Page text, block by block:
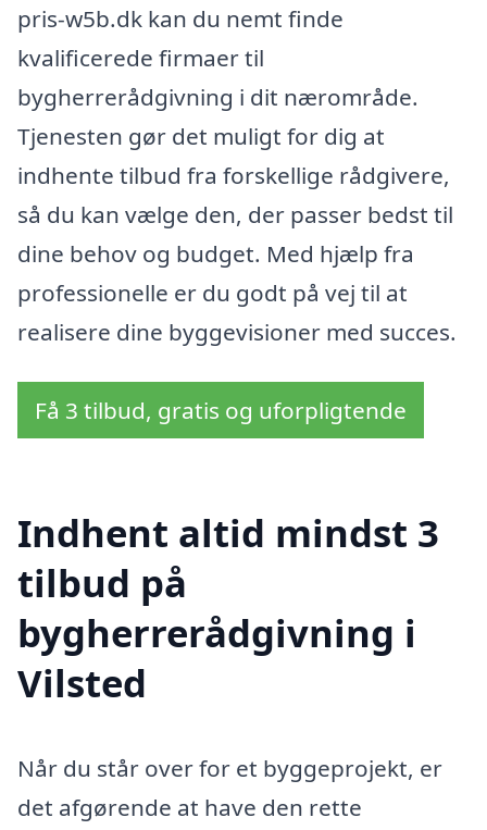
pris-w5b.dk kan du nemt finde
kvalificerede firmaer til
bygherrerådgivning i dit nærområde.
Tjenesten gør det muligt for dig at
indhente tilbud fra forskellige rådgivere,
så du kan vælge den, der passer bedst til
dine behov og budget. Med hjælp fra
professionelle er du godt på vej til at
realisere dine byggevisioner med succes.
Få 3 tilbud, gratis og uforpligtende
Indhent altid mindst 3
tilbud på
bygherrerådgivning i
Vilsted
Når du står over for et byggeprojekt, er
det afgørende at have den rette